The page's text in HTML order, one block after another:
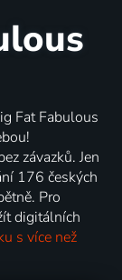
Fat Fabulous
závazků. Jen
176 českých
Pro
digitálních
s více než